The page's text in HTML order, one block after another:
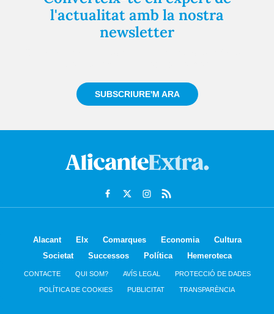
l'actualitat amb la nostra
newsletter
SUBSCRIURE'M ARA
Alacant Elx Comarques Economia
Cultura
Societat
Successos Política Hemeroteca
CONTACTE QUI SOM? AVÍS LEGAL PROTECCIÓ DE DADES
POLÍTICA DE COOKIES PUBLICITAT TRANSPARÈNCIA